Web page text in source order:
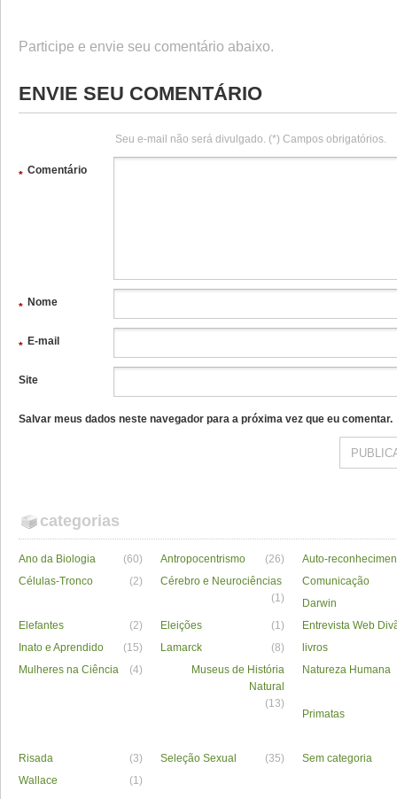
Participe e envie seu comentário abaixo.
ENVIE SEU COMENTÁRIO
Seu e-mail não será divulgado. (*) Campos obrigatórios.
Comentário
*
Nome
*
E-mail
*
Site
Salvar meus dados neste navegador para a próxima vez que eu comentar.
categorias
Ano da Biologia (60) Antropocentrismo (26)
Auto-
Células-Tronco
(2)
Cérebro e Neurociências
(1)
Comunicação
Darwin
Elefantes
(2) Eleições (1)
Entrevista Web
Inato e Aprendido
(15) Lamarck (8)
livros
Mulheres na Ciência
(4)
Museus de História
Natural
(13)
Natureza Humana
Primatas
Risada (3) Seleção Sexual (35)
Sem categoria
Wallace
(1)